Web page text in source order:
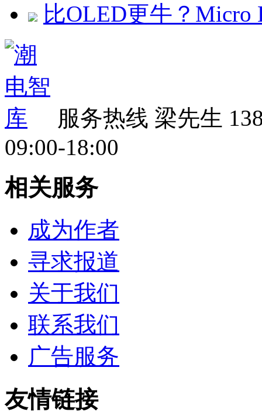
比OLED更牛？Micro
服务热线 梁先生
09:00-18:00
相关服务
成为作者
寻求报道
关于我们
联系我们
广告服务
友情链接